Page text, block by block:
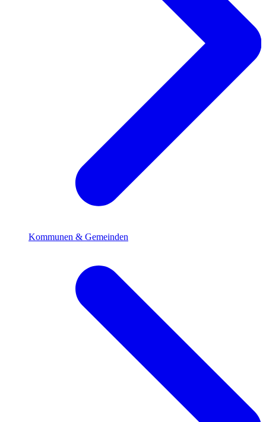
Kommunen & Gemeinden